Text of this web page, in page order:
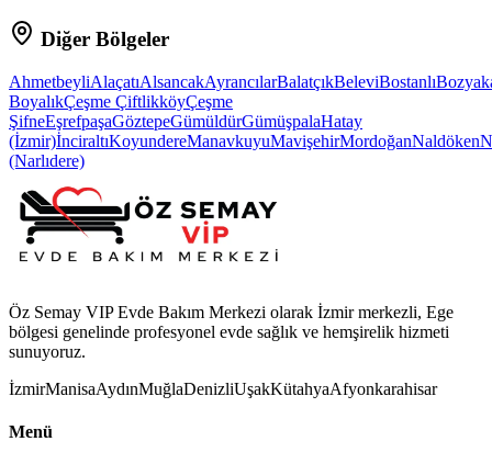
Diğer Bölgeler
AhmetbeyliAlaçatıAlsancakAyrancılarBalatçıkBeleviBostanlı
BoyalıkÇeşme ÇiftlikköyÇeşme
ŞifneEşrefpaşaGöztepeGümüldürGümüşpalaHatay
(İzmir)İnciraltıKoyundereManavkuyuMavişehirMordoğanNaldöken
(Narlıdere)
Öz Semay VIP Evde Bakım Merkezi olarak İzmir merkezli, Ege
bölgesi genelinde profesyonel evde sağlık ve hemşirelik hizmeti
sunuyoruz.
İzmirManisaAydınMuğlaDenizliUşakKütahyaAfyonkarahisar
Menü